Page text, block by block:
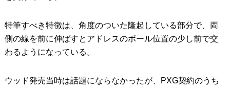
特筆すべき特徴は、角度のついた隆起している部分で、両
側の線を前に伸ばすとアドレスのボール位置の少し前で交
わるようになっている。
ウッド発売当時は話題にならなかったが、PXG契約のうち